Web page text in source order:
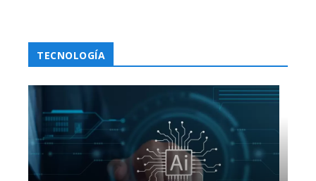
TECNOLOGÍA